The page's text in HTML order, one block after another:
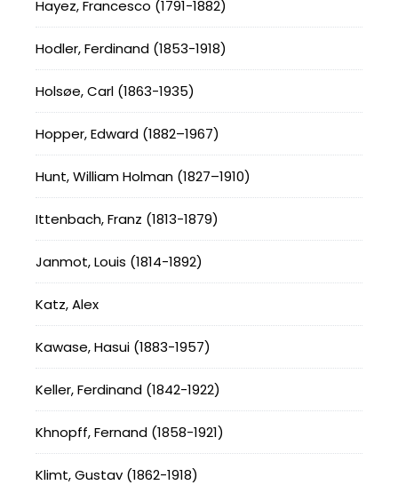
Hayez, Francesco (1791-1882)
Hodler, Ferdinand (1853-1918)
Holsøe, Carl (1863-1935)
Hopper, Edward (1882–1967)
Hunt, William Holman (1827–1910)
Ittenbach, Franz (1813-1879)
Janmot, Louis (1814-1892)
Katz, Alex
Kawase, Hasui (1883-1957)
Keller, Ferdinand (1842-1922)
Khnopff, Fernand (1858-1921)
Klimt, Gustav (1862-1918)